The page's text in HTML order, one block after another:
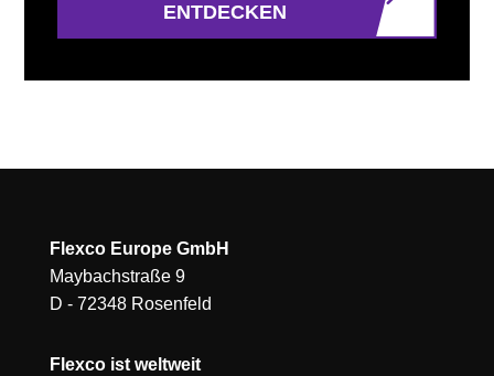
ENTDECKEN
Flexco Europe GmbH
Maybachstraße 9
D - 72348 Rosenfeld
Flexco ist weltweit